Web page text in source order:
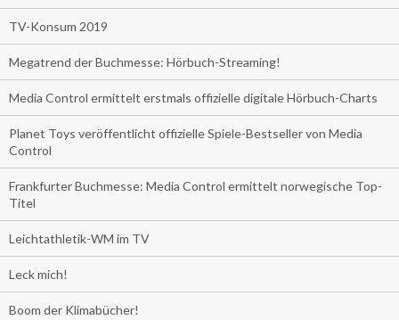
TV-Konsum 2019
Megatrend der Buchmesse: Hörbuch-Streaming!
Media Control ermittelt erstmals offizielle digitale Hörbuch-Charts
Planet Toys veröffentlicht offizielle Spiele-Bestseller von Media
Control
Frankfurter Buchmesse: Media Control ermittelt norwegische Top-
Titel
Leichtathletik-WM im TV
Leck mich!
Boom der Klimabücher!